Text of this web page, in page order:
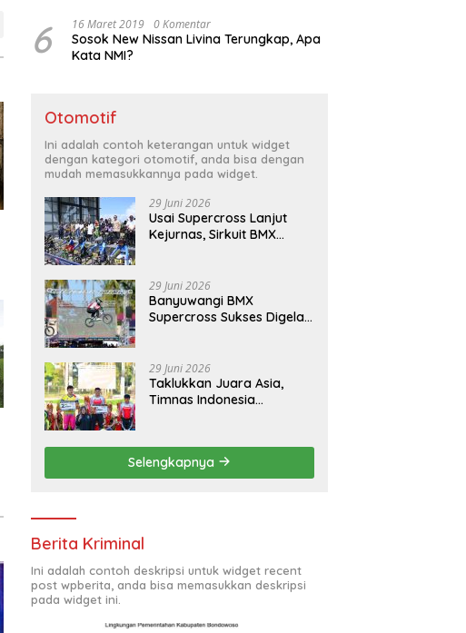
6 16 Maret 2019 0 Komentar
Sosok New Nissan Livina Terungkap, Apa
Kata NMI?
Otomotif
Ini adalah contoh keterangan untuk widget
dengan kategori otomotif, anda bisa dengan
mudah memasukkannya pada widget.
29 Juni 2026
Usai Supercross Lanjut
Kejurnas, Sirkuit BMX
29 Juni 2026
Banyuwangi BMX
Supercross Sukses Digelar,
29 Juni 2026
Taklukkan Juara Asia,
Timnas Indonesia
Supercross 2026
Selengkapnya
Berita Kriminal
Ini adalah contoh deskripsi untuk widget recent
post wpberita, anda bisa memasukkan deskripsi
pada widget ini.